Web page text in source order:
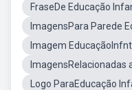
FraseDe Educação
ImagensPara Parede
Imagem
ImagensRelacionadas
Logo ParaEducação